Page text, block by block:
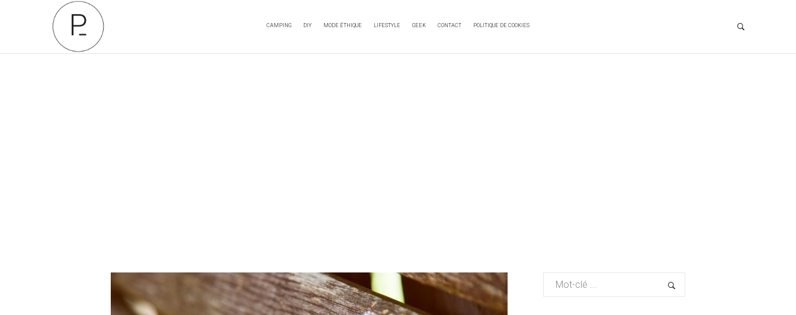
CAMPING DIY MODE ÉTHIQUE LIFESTYLE GEEK CONTACT POLITIQUE DE COOKIES